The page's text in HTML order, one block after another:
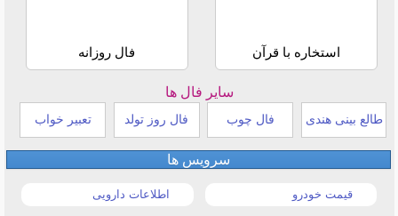
استخاره با قرآن فال روزانه
سایر فال ها
طالع بینی هندی فال چوب فال روز تولد تعبیر خواب
سرویس ها
قیمت خودرو اطلاعات دارویی